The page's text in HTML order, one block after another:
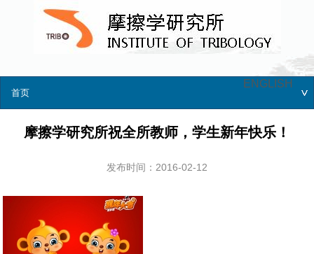
ENGLISH
首页
摩擦学研究所祝全所教师，学生新年快乐！
发布时间：2016-02-12